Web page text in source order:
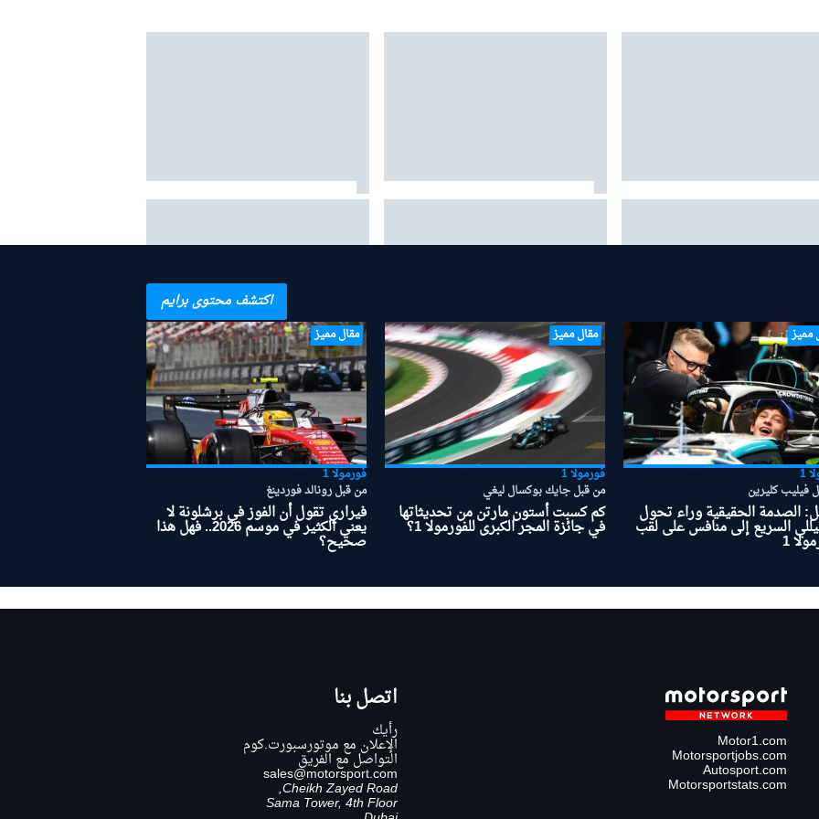
تعزز قسم تطوير الهيكل مع فيرستابن حول عاطفة الأبوّة: "أعظم "فيا" تكشف عن هدف طموح لجعل
اكتشف محتوى برايم
مميز
1
فيليب كليرين
الصدمة الحقيقية وراء تحول
السريع إلى منافس على لقب
1
مقال مميز
فورمولا 1
من قبل جايك بوكسال ليغي
كم كسبت أستون مارتن من تحديثاتها
في جائزة المجر الكبرى للفورمولا 1؟
مقال مميز
فورمولا 1
من قبل رونالد فوردينغ
فيراري تقول أن الفوز في برشلونة لا
يعني الكثير في موسم 2026.. فهل هذا
صحيح؟
Motor1.com
Motorsportjobs.com
Autosport.com
Motorsportstats.com
اتصل بنا
رأيك
الإعلان مع موتورسبورت.كوم
التواصل مع الفريق
sales@motorsport.com
Cheikh Zayed Road,
Sama Tower, 4th Floor